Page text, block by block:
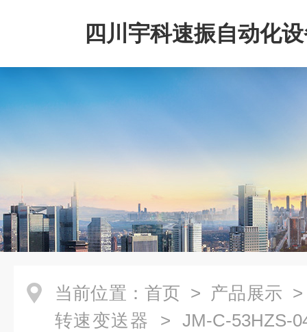
四川宇科速振自动化
公司
当前位置： 首页 > 产品展示
转速变送器 > JM-C-53HZS-